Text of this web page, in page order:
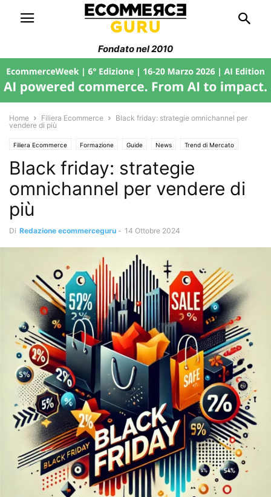
Fondato nel 2010
Home Filiera Ecommerce
Black friday: strategie omnichannel per
vendere di più
Filiera Ecommerce Formazione Guide News Trend di Mercato
Web Marketing
Black friday: strategie
omnichannel per vendere di
più
Di Redazione ecommerceguru - 14 Ottobre 2024